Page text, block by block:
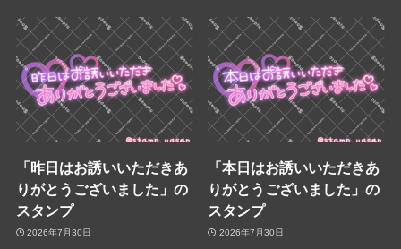
「昨日はお誘いいただきあ
りがとうございました」の
スタンプ
2026年7月30日
「本日はお誘いいただきあ
りがとうございました」の
スタンプ
2026年7月30日